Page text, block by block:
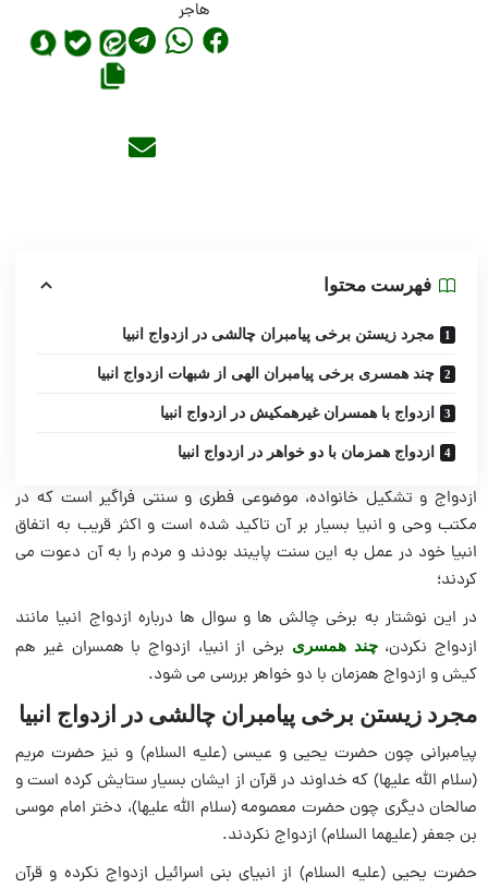
هاجر
فهرست محتوا
مجرد زیستن برخی پیامبران چالشی در ازدواج انبیا
چند همسری برخی پیامبران الهی از شبهات ازدواج انبیا
ازدواج با همسران غیرهمکیش در ازدواج انبیا
ازدواج همزمان با دو خواهر در ازدواج انبیا
ازدواج و تشکیل خانواده، موضوعی فطری و سنتی فراگیر است که در
مکتب وحی و انبیا بسیار بر آن تاکید شده است و اکثر قریب به اتفاق
انبیا خود در عمل به این سنت پایبند بودند و مردم را به آن دعوت می
کردند؛
در این نوشتار به برخی چالش ها و سوال ها درباره ازدواج انبیا مانند
ازدواج نکردن،چند همسری برخی از انبیا، ازدواج با همسران غیر هم
کیش و ازدواج همزمان با دو خواهر بررسی می شود.
مجرد زیستن برخی پیامبران چالشی در ازدواج انبیا
پیامبرانی چون حضرت یحیی و عیسی (علیه السلام) و نیز حضرت مریم
(سلام الله علیها) که خداوند در قرآن از ایشان بسیار ستایش کرده است و
صالحان دیگری چون حضرت معصومه (سلام الله علیها)، دختر امام موسی
بن جعفر (علیهما السلام) ازدواج نکردند.
حضرت یحیی (علیه السلام) از انبیای بنی اسرائیل ازدواج نکرده و قرآن